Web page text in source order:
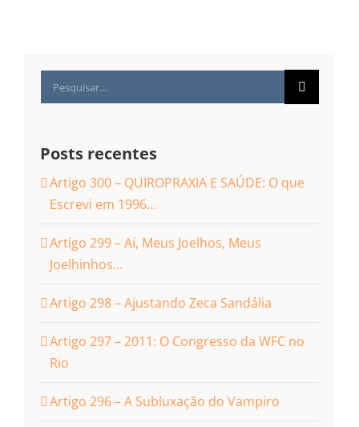
resultados
Posts recentes
Artigo 300 – QUIROPRAXIA E SAÚDE: O que
Escrevi em 1996…
Artigo 299 – Ai, Meus Joelhos, Meus
Joelhinhos…
Artigo 298 – Ajustando Zeca Sandália
Artigo 297 – 2011: O Congresso da WFC no
Rio
Artigo 296 – A Subluxação do Vampiro